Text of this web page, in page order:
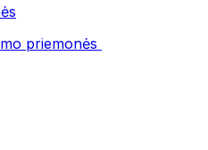
priemonės